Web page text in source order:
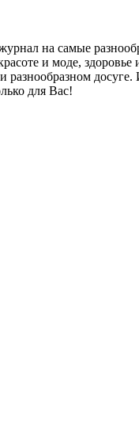
на самые
и моде, здоровье
разнообразном досуге.
для Вас!